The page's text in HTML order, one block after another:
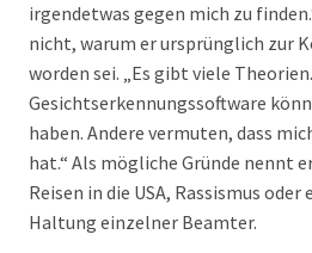
irgendetwas gegen mich zu
nicht, warum er ursprünglich zur
worden sei. „Es gibt viele
Gesichtserkennungssoftware
haben. Andere vermuten, dass
hat.“ Als mögliche Gründe nennt
Reisen in die USA, Rassismus
Haltung einzelner Beamter.